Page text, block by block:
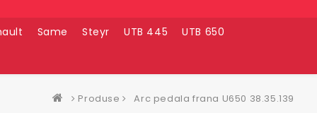
Same Steyr UTB 445 UTB 650
Produse Arc pedala frana U650 38.35.139